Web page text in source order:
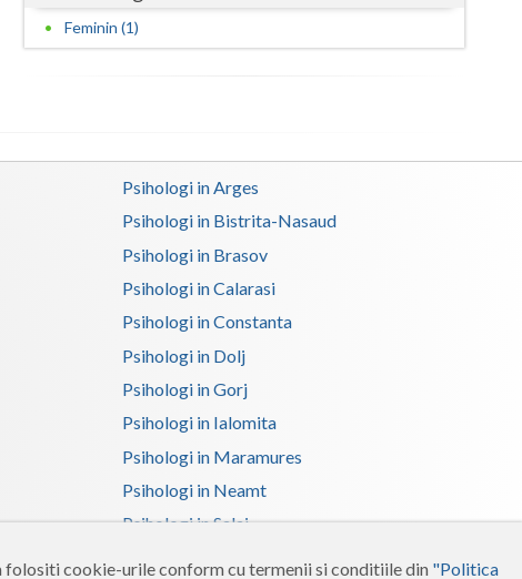
cookie-urile conform cu termenii si conditiile din "Politica
Sibiu
Suceava
Teleorman
Timis
Valcea
Vaslui
Feminin (1)
Psihologi in Arges
Psihologi in Bistrita-Nasaud
Psihologi in Brasov
Psihologi in Calarasi
Psihologi in Constanta
Psihologi in Dolj
Psihologi in Gorj
Psihologi in Ialomita
Psihologi in Maramures
Psihologi in Neamt
Psihologi in Salaj